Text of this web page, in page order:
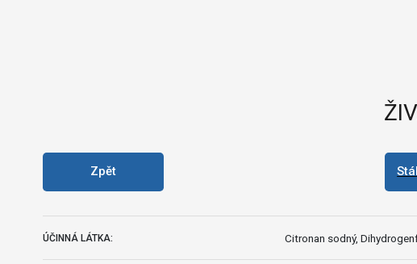
Zpět
ÚČINNÁ LÁTKA: Citronan sodný,